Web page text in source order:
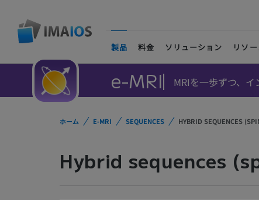
製品
(current)
料金 ソリューション リソ
e-MRI MRIを一歩ずつ、
ホーム E-MRI SEQUENCES HYBRID SEQUENCES
Hybrid sequences